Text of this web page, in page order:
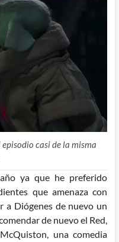
casi de la misma
ya que he preferido
que amenaza con
a Diógenes de nuevo un
de nuevo el Red,
una comedia